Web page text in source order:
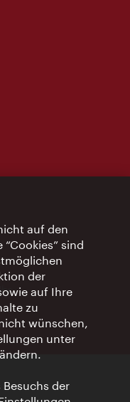
auf den
sind
der
auf Ihre
zu
wünschen,
unter
der